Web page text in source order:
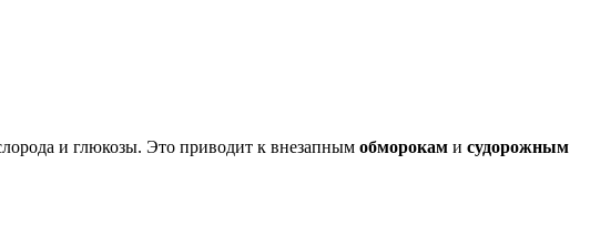
и глюкозы. Это приводит к внезапным обморокам и судорожным